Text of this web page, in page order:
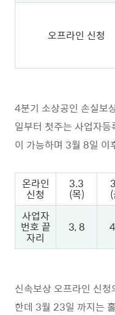
오프라인 신청
4분기 소상공인 손실보
일부터 첫주는 사업자
이 가능하며 3월 8일 이
온라인
신청
3.3
(목)
사업자
번호 끝
자리
3, 8
신속보상 오프라인 신
한데 3월 23일 까지는